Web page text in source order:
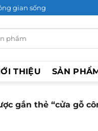
gian sống
THIỆU SẢN
gắn thẻ “cửa gỗ